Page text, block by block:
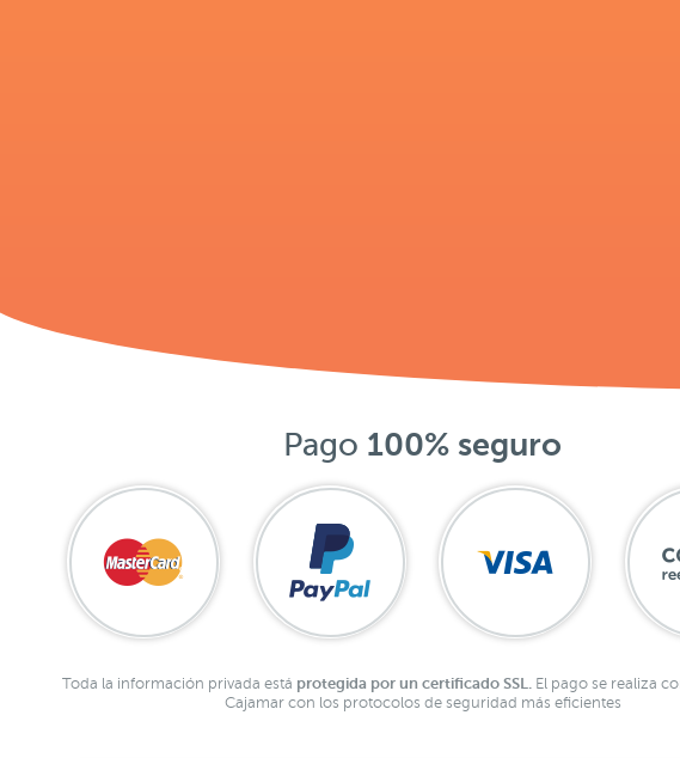
Pago 100% seguro
Toda la información privada está protegida por un certificado SSL.
El pago se realiza
Cajamar con los protocolos de seguridad más eficientes